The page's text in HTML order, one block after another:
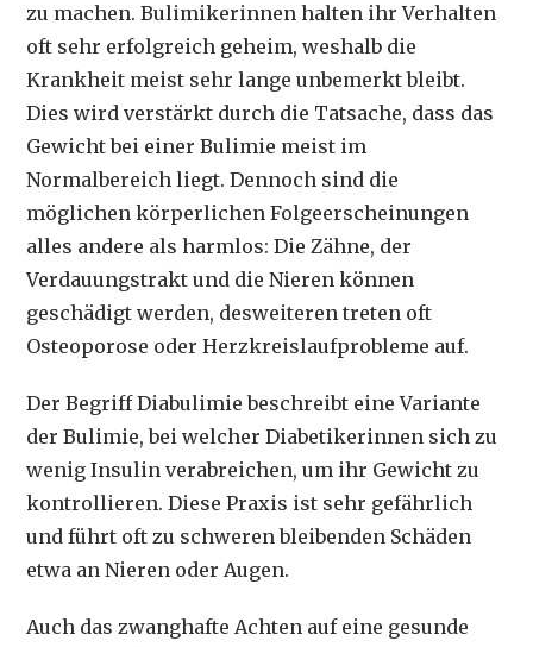
zu machen. Bulimikerinnen halten ihr Verhalten
oft sehr erfolgreich geheim, weshalb die
Krankheit meist sehr lange unbemerkt bleibt.
Dies wird verstärkt durch die Tatsache, dass das
Gewicht bei einer Bulimie meist im
Normalbereich liegt. Dennoch sind die
möglichen körperlichen Folgeerscheinungen
alles andere als harmlos: Die Zähne, der
Verdauungstrakt und die Nieren können
geschädigt werden, desweiteren treten oft
Osteoporose oder Herzkreislaufprobleme auf.
Der Begriff Diabulimie beschreibt eine Variante
der Bulimie, bei welcher Diabetikerinnen sich zu
wenig Insulin verabreichen, um ihr Gewicht zu
kontrollieren. Diese Praxis ist sehr gefährlich
und führt oft zu schweren bleibenden Schäden
etwa an Nieren oder Augen.
Auch das zwanghafte Achten auf eine gesunde